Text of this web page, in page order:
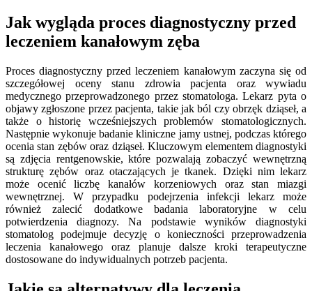
Jak wygląda proces diagnostyczny przed
leczeniem kanałowym zęba
Proces diagnostyczny przed leczeniem kanałowym zaczyna się od
szczegółowej oceny stanu zdrowia pacjenta oraz wywiadu
medycznego przeprowadzonego przez stomatologa. Lekarz pyta o
objawy zgłoszone przez pacjenta, takie jak ból czy obrzęk dziąseł, a
także o historię wcześniejszych problemów stomatologicznych.
Następnie wykonuje badanie kliniczne jamy ustnej, podczas którego
ocenia stan zębów oraz dziąseł. Kluczowym elementem diagnostyki
są zdjęcia rentgenowskie, które pozwalają zobaczyć wewnętrzną
strukturę zębów oraz otaczających je tkanek. Dzięki nim lekarz
może ocenić liczbę kanałów korzeniowych oraz stan miazgi
wewnętrznej. W przypadku podejrzenia infekcji lekarz może
również zalecić dodatkowe badania laboratoryjne w celu
potwierdzenia diagnozy. Na podstawie wyników diagnostyki
stomatolog podejmuje decyzję o konieczności przeprowadzenia
leczenia kanałowego oraz planuje dalsze kroki terapeutyczne
dostosowane do indywidualnych potrzeb pacjenta.